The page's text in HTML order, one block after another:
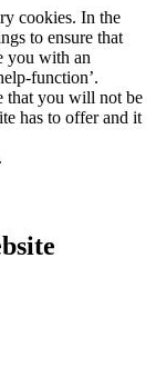
cookies. In the
to ensure that
you with an
function’.
that you will not be
has to offer and it